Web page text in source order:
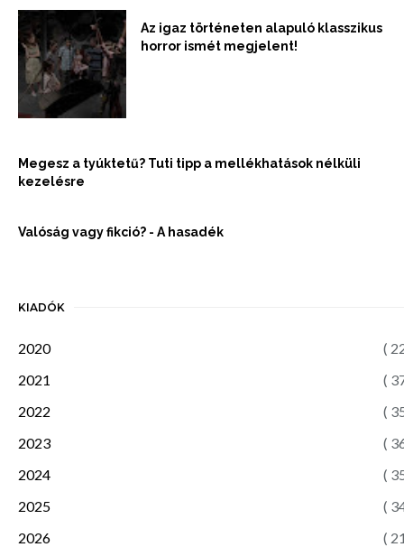
Az igaz történeten alapuló klasszikus
horror ismét megjelent!
Megesz a tyúktetű? Tuti tipp a mellékhatások nélküli
kezelésre
Valóság vagy fikció? - A hasadék
KIADÓK
2020
(
2021
(
2022
(
2023
(
2024
(
2025
(
2026
(